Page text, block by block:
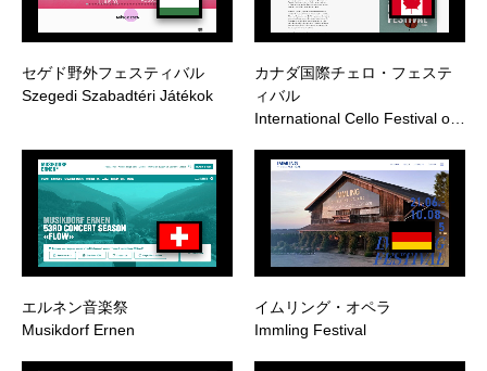
セゲド野外フェスティバル
Szegedi Szabadtéri Játékok
カナダ国際チェロ・フェステ
ィバル
International Cello Festival o…
エルネン音楽祭
Musikdorf Ernen
イムリング・オペラ
Immling Festival